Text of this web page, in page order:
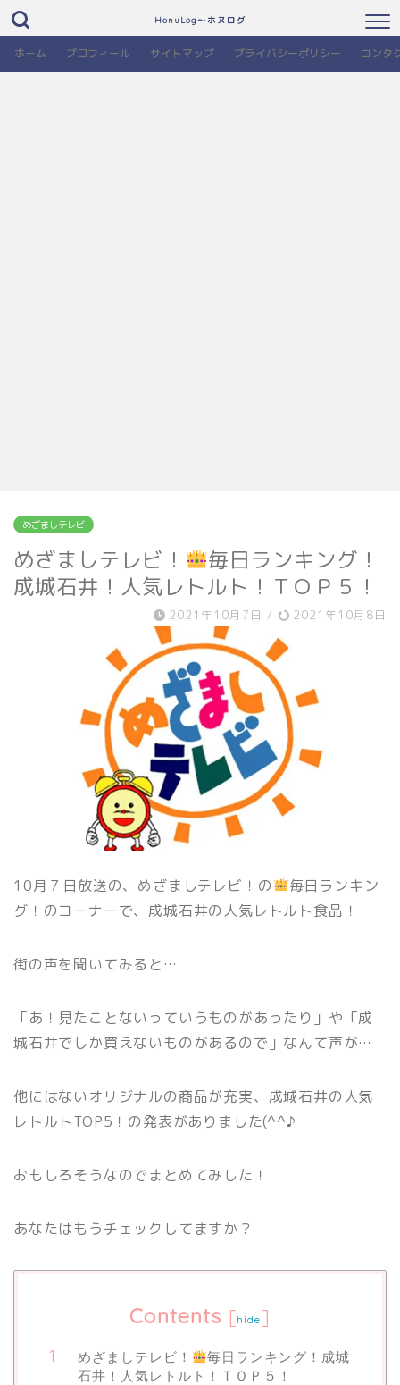
HonuLog～ホヌログ
ホーム プロフィール サイトマップ プライバシーポリシー コンタ
めざましテレビ
めざましテレビ！
毎日ランキング！
成城石井！人気レトルト！ＴＯＰ５！
2021年10月7日 / 2021年10月8日
10月７日放送の、めざましテレビ！の
毎日ランキン
グ！のコーナーで、成城石井の人気レトルト食品！
街の声を聞いてみると…
「あ！見たことないっていうものがあったり」や「成
城石井でしか買えないものがあるので」なんて声が…
他にはないオリジナルの商品が充実、成城石井の人気
レトルトTOP5！の発表がありました(^^♪
おもしろそうなのでまとめてみした！
あなたはもうチェックしてますか？
Contents [hide ]
めざましテレビ！
毎日ランキング！成城
石井！人気レトルト！ＴＯＰ５！